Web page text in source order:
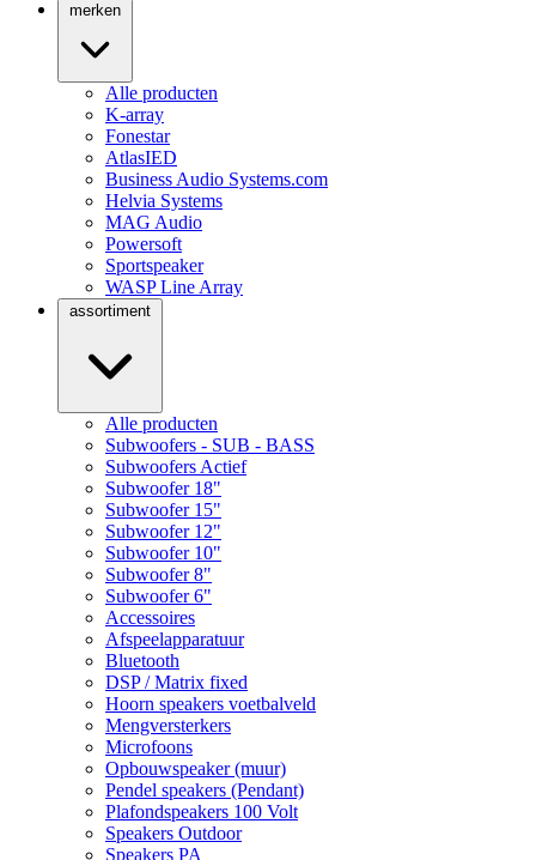
merken
Alle producten
K-array
Fonestar
AtlasIED
Business Audio Systems.com
Helvia Systems
MAG Audio
Powersoft
Sportspeaker
WASP Line Array
assortiment
Alle producten
Subwoofers - SUB - BASS
Subwoofers Actief
Subwoofer 18"
Subwoofer 15"
Subwoofer 12"
Subwoofer 10"
Subwoofer 8"
Subwoofer 6"
Accessoires
Afspeelapparatuur
Bluetooth
DSP / Matrix fixed
Hoorn speakers voetbalveld
Mengversterkers
Microfoons
Opbouwspeaker (muur)
Pendel speakers (Pendant)
Plafondspeakers 100 Volt
Speakers Outdoor
Speakers PA